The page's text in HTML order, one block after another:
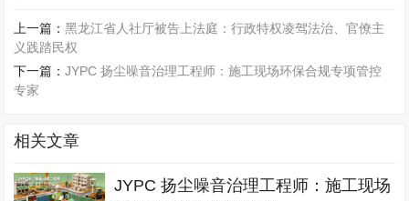
上一篇：黑龙江省人社厅被告上法庭：行政特权凌驾法治、官僚主
义践踏民权
下一篇：JYPC 扬尘噪音治理工程师：施工现场环保合规专项管控
专家
相关文章
JYPC 扬尘噪音治理工程师：施工现场